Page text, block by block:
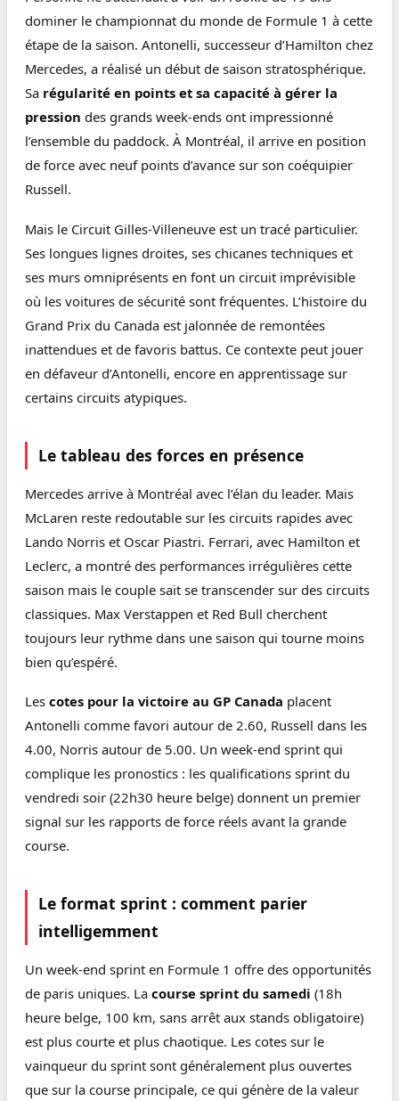
dominer le championnat du monde de Formule 1 à cette
étape de la saison. Antonelli, successeur d’Hamilton chez
Mercedes, a réalisé un début de saison stratosphérique.
Sa régularité en points et sa capacité à gérer la
pression des grands week-ends ont impressionné
l’ensemble du paddock. À Montréal, il arrive en position
de force avec neuf points d’avance sur son coéquipier
Russell.
Mais le Circuit Gilles-Villeneuve est un tracé particulier.
Ses longues lignes droites, ses chicanes techniques et
ses murs omniprésents en font un circuit imprévisible
où les voitures de sécurité sont fréquentes. L’histoire du
Grand Prix du Canada est jalonnée de remontées
inattendues et de favoris battus. Ce contexte peut jouer
en défaveur d’Antonelli, encore en apprentissage sur
certains circuits atypiques.
Le tableau des forces en présence
Mercedes arrive à Montréal avec l’élan du leader. Mais
McLaren reste redoutable sur les circuits rapides avec
Lando Norris et Oscar Piastri. Ferrari, avec Hamilton et
Leclerc, a montré des performances irrégulières cette
saison mais le couple sait se transcender sur des circuits
classiques. Max Verstappen et Red Bull cherchent
toujours leur rythme dans une saison qui tourne moins
bien qu’espéré.
Les cotes pour la victoire au GP Canada placent
Antonelli comme favori autour de 2.60, Russell dans les
4.00, Norris autour de 5.00. Un week-end sprint qui
complique les pronostics : les qualifications sprint du
vendredi soir (22h30 heure belge) donnent un premier
signal sur les rapports de force réels avant la grande
course.
Le format sprint : comment parier
intelligemment
Un week-end sprint en Formule 1 offre des opportunités
de paris uniques. La course sprint du samedi (18h
heure belge, 100 km, sans arrêt aux stands obligatoire)
est plus courte et plus chaotique. Les cotes sur le
vainqueur du sprint sont généralement plus ouvertes
que sur la course principale, ce qui génère de la valeur